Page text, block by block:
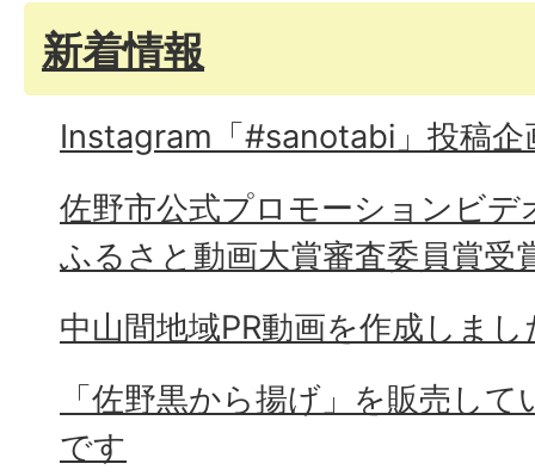
新着情報
Instagram「#sanotabi」投稿企
佐野市公式プロモーションビ
ふるさと動画大賞審査委員賞受
中山間地域PR動画を作成しまし
「佐野黒から揚げ」を販売し
です